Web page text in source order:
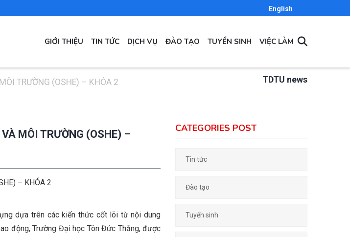
English
MAIN
NAVIGATION
GIỚI THIỆU TIN TỨC DỊCH VỤ ĐÀO TẠO TUYỂN SINH VIỆC LÀM
TDTU news
TRƯỜNG (OSHE) – KHÓA 2
MÔI TRƯỜNG (OSHE) –
– KHÓA 2
dựa trên các kiến thức cốt lõi từ nội dung
động, Trường Đại học Tôn Đức Thắng, được
CATEGORIES POST
Tin tức
Đào tạo
Tuyển sinh